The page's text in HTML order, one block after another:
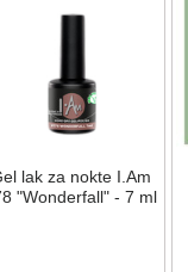
lak za nokte I.Am
"Wonderfall" - 7 ml